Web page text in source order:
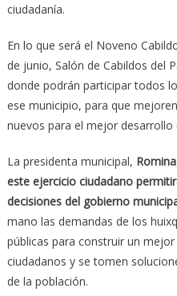
ciudadanía.
En lo que será el Noveno
de junio, Salón de Cabildos del
donde podrán participar todos
ese municipio, para que
nuevos para el mejor desarrollo
La presidenta municipal,
este ejercicio ciudadano
decisiones del gobierno
mano las demandas de los
públicas para construir un
ciudadanos y se tomen
de la población.